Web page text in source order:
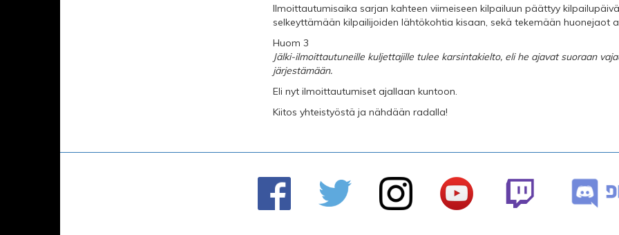
Ilmoittautumisaika sarjan kahteen viimeiseen kilpailuun päättyy
selkeyttämään kilpailijoiden lähtökohtia kisaan, sekä tekemään huonejaot
Huom 3
Jälki-ilmoittautuneille kuljettajille tulee karsintakielto, eli he ajavat suoraan
järjestämään.
Eli nyt ilmoittautumiset ajallaan kuntoon.
Kiitos yhteistyöstä ja nähdään radalla!